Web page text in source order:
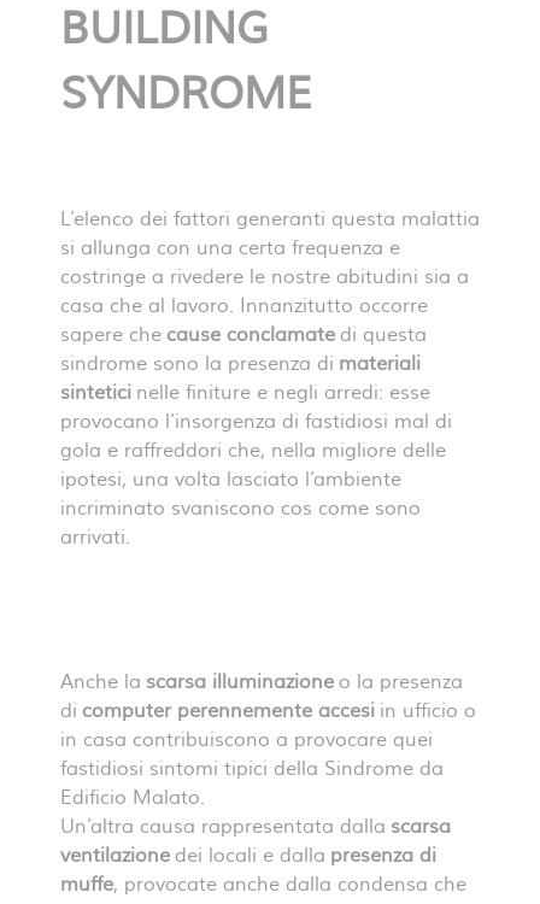
BUILDING
SYNDROME
L’elenco dei fattori generanti questa malattia
si allunga con una certa frequenza e
costringe a rivedere le nostre abitudini sia a
casa che al lavoro. Innanzitutto occorre
sapere che cause conclamate di questa
sindrome sono la presenza di materiali
sintetici nelle finiture e negli arredi: esse
provocano l’insorgenza di fastidiosi mal di
gola e raffreddori che, nella migliore delle
ipotesi, una volta lasciato l’ambiente
incriminato svaniscono cos come sono
arrivati.
Anche la scarsa illuminazione o la presenza
di computer perennemente accesi in ufficio o
in casa contribuiscono a provocare quei
fastidiosi sintomi tipici della Sindrome da
Edificio Malato.
Un’altra causa rappresentata dalla scarsa
ventilazione dei locali e dalla presenza di
muffe, provocate anche dalla condensa che